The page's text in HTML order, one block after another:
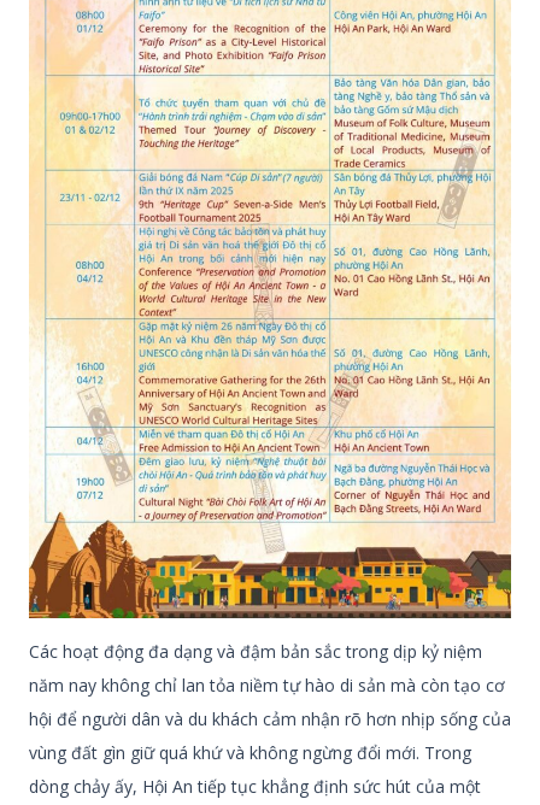
Các hoạt động đa dạng và đậm bản sắc trong dịp kỷ niệm
năm nay không chỉ lan tỏa niềm tự hào di sản mà còn tạo cơ
hội để người dân và du khách cảm nhận rõ hơn nhịp sống của
vùng đất gìn giữ quá khứ và không ngừng đổi mới. Trong
dòng chảy ấy, Hội An tiếp tục khẳng định sức hút của một